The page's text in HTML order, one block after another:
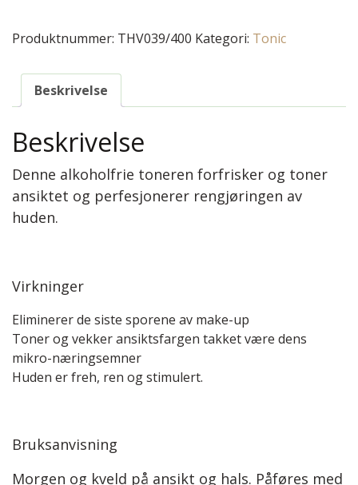
Produktnummer: THV039/400 Kategori: Tonic
Beskrivelse
Beskrivelse
Denne alkoholfrie toneren forfrisker og toner
ansiktet og perfesjonerer rengjøringen av
huden.
Virkninger
Eliminerer de siste sporene av make-up
Toner og vekker ansiktsfargen takket være dens
mikro-næringsemner
Huden er freh, ren og stimulert.
Bruksanvisning
Morgen og kveld på ansikt og hals. Påføres med